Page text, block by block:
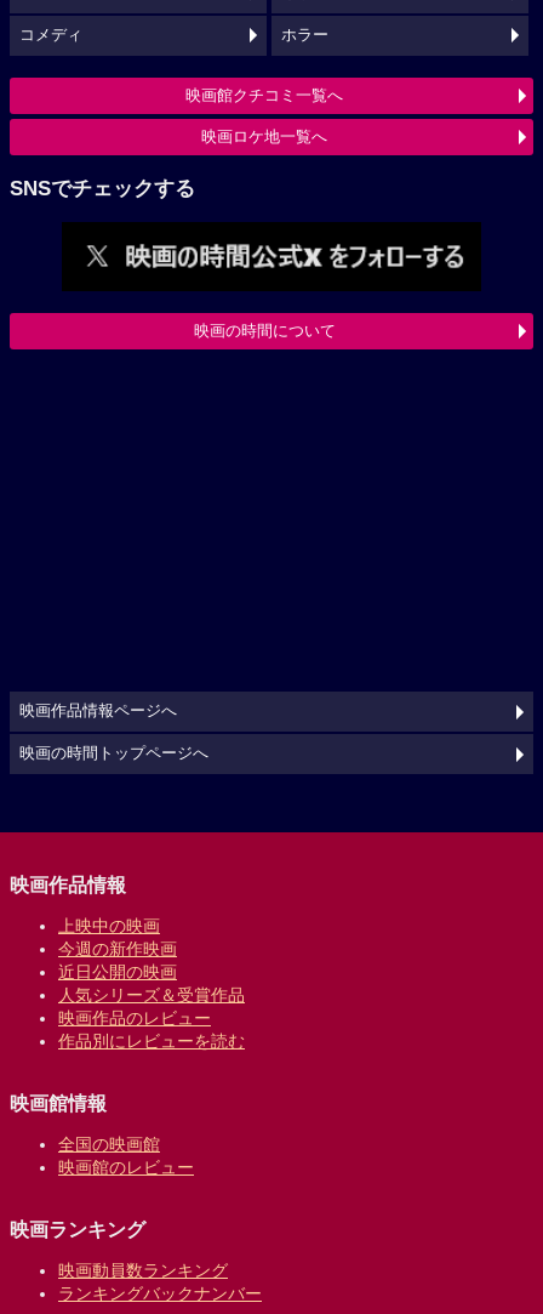
コメディ ホラー
映画館クチコミ一覧へ
映画ロケ地一覧へ
SNSでチェックする
映画の時間について
映画作品情報ページへ
映画の時間トップページへ
映画作品情報
上映中の映画
今週の新作映画
近日公開の映画
人気シリーズ＆受賞作品
映画作品のレビュー
作品別にレビューを読む
映画館情報
全国の映画館
映画館のレビュー
映画ランキング
映画動員数ランキング
ランキングバックナンバー